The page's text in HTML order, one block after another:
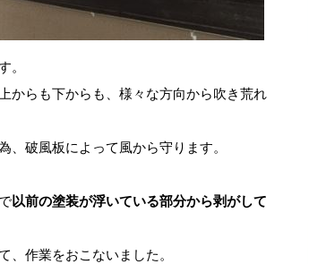
。
からも下からも、様々な方向から吹き荒れ
破風板によって風から守ります。
以前の塗装が浮いている部分から剥がして
、作業をおこないました。